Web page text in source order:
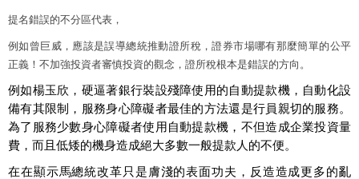
提名錯誤的不分區代表，
例如曾巨威，應該是誤導總統推動證所稅，證券市場哪有那麼簡單的公平
正義！不加強投資者審慎投資的觀念，證所稅根本是錯誤的方向。
例如楊玉欣，硬逼著銀行裝設殘障使用的自動提款機，自動化設
備有其限制，服務身心障礙者最佳的方法還是行員親切的服務。
為了服務少數身心障礙者使用自動提款機，不但造成企業投資量
費，而且低矮的機身造成絕大多數一般提款人的不便。
在在顯示馬總統改革只是膚淺的表面功夫，反造造成更多的亂